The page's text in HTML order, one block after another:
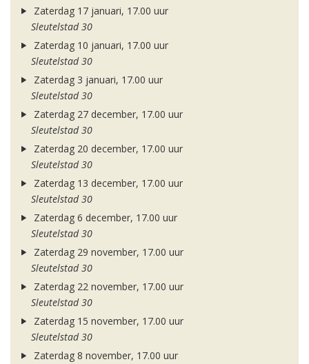
Zaterdag 17 januari, 17.00 uur
Sleutelstad 30
Zaterdag 10 januari, 17.00 uur
Sleutelstad 30
Zaterdag 3 januari, 17.00 uur
Sleutelstad 30
Zaterdag 27 december, 17.00 uur
Sleutelstad 30
Zaterdag 20 december, 17.00 uur
Sleutelstad 30
Zaterdag 13 december, 17.00 uur
Sleutelstad 30
Zaterdag 6 december, 17.00 uur
Sleutelstad 30
Zaterdag 29 november, 17.00 uur
Sleutelstad 30
Zaterdag 22 november, 17.00 uur
Sleutelstad 30
Zaterdag 15 november, 17.00 uur
Sleutelstad 30
Zaterdag 8 november, 17.00 uur